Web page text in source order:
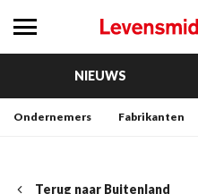
NIEUWS
Ondernemers Fabrikanten
Terug naar Buitenland